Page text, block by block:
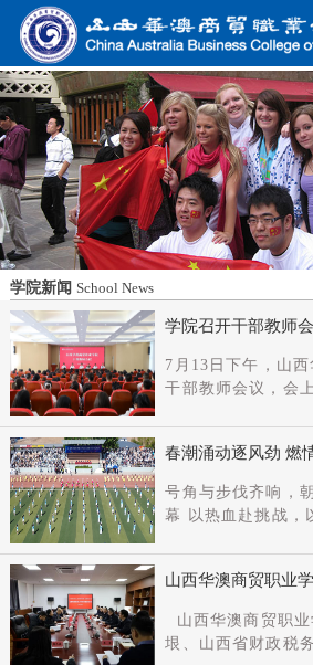
学院新闻 School News
学院召开干部教师
7月13日下午，山
干部教师会议，会
记、督导专员职务
常工作的副书记（
党组成员、副厅长
新任党委书记杨明
分别作表态发言，
省委组织部干部六
领导班子成员、中
会议。
春潮涌动逐风劲 燃
号角与步伐齐响，朝气
幕 以热血赴挑战，以奋斗展锋芒 上午9
扬，国旗护卫队整
神抖擞，护送五星
旗帜在春日暖阳下
学子赤诚的家国情
山西华澳商贸职业
建和思想政治工作
山西华澳商贸职
垠、山西省财政税